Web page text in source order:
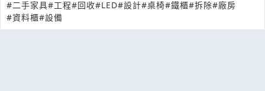
#二手家具#工程#回收#LED#設計#桌椅#鐵櫃#拆除#廠房
#資料櫃#設備